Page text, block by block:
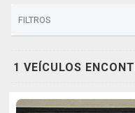
FILTROS
1 VEÍCULOS